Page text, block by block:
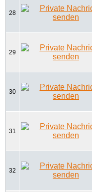
28
29
30
31
32